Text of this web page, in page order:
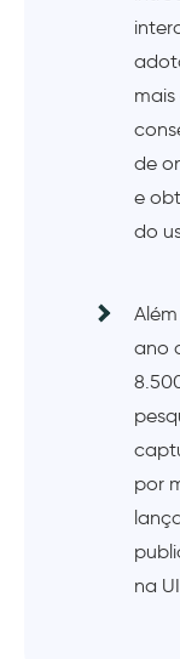
de
e
do
ano
por
na